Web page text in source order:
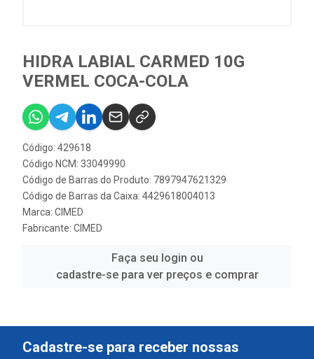
HIDRA LABIAL CARMED 10G
VERMEL COCA-COLA
Código: 429618
Código NCM: 33049990
Código de Barras do Produto: 7897947621329
Código de Barras da Caixa: 4429618004013
Marca: CIMED
Fabricante: CIMED
Faça seu login ou
cadastre-se para ver preços e comprar
Cadastre-se para receber nossas